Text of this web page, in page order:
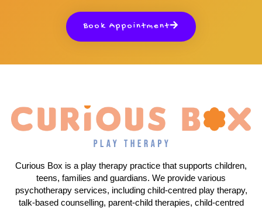
Book Appointment
Curious Box is a play therapy practice that supports children,
teens, families and guardians. We provide various
psychotherapy services, including child-centred play therapy,
talk-based counselling, parent-child therapies, child-centred